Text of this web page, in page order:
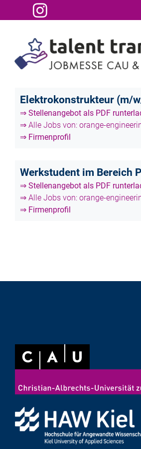
Elektrokonstrukteur (m/
⇒ Stellenangebot als PDF
⇒ Alle Jobs von: orange-
⇒ Firmenprofil
Werkstudent im Bereich
⇒ Stellenangebot als PDF
⇒ Alle Jobs von: orange-
⇒ Firmenprofil